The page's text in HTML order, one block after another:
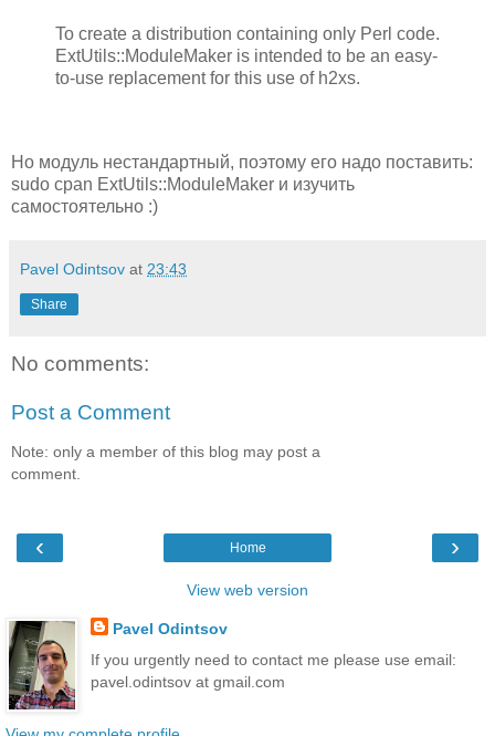
To create a distribution containing only Perl code.
ExtUtils::ModuleMaker is intended to be an easy-
to-use replacement for this use of h2xs.
Но модуль нестандартный, поэтому его надо поставить:
sudo cpan ExtUtils::ModuleMaker и изучить
самостоятельно :)
Pavel Odintsov at 23:43
Share
No comments:
Post a Comment
Note: only a member of this blog may post a
comment.
‹ ›
Home
View web version
Pavel Odintsov
If you urgently need to contact me please use email:
pavel.odintsov at gmail.com